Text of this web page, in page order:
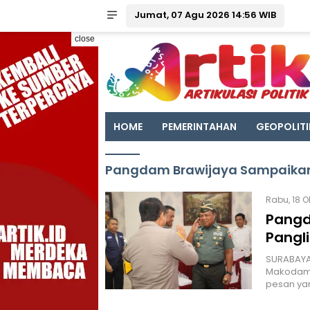
Jumat, 07 Agu 2026 14:56 WIB
close
HOME PEMERINTAHAN
Pangdam Brawijaya
Rabu, 18
pesan